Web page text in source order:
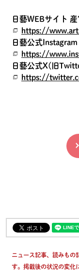
日藝WEBサイト
https://
日藝公式Instagram
https://
日藝公式X(旧
https://
ニュース記事、読みもの
す。掲載後の状況の変化